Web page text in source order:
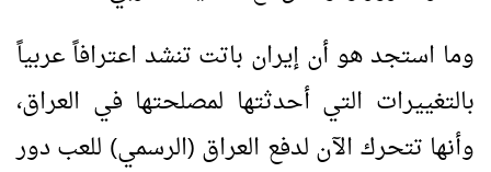
وما استجد هو أن إيران باتت تنشد اعترافاً عربياً
بالتغييرات التي أحدثتها لمصلحتها في العراق،
وأنها تتحرك الآن لدفع العراق (الرسمي) للعب دور